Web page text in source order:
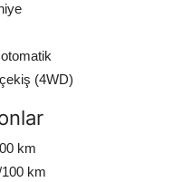
(4WD)
km
km